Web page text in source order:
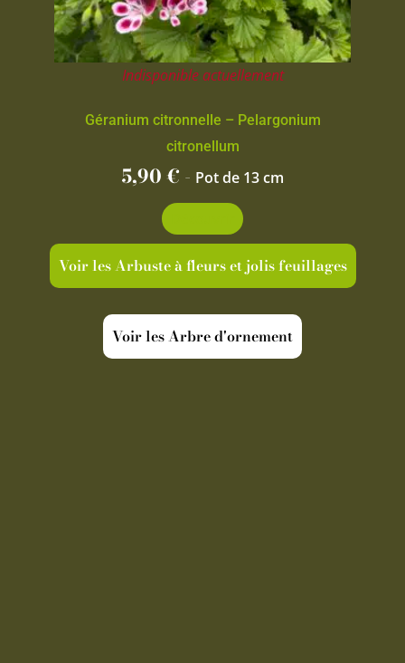
Indisponible actuellement
Géranium citronnelle – Pelargonium
citronellum
5,90€ - Pot de 13 cm
Voir les Arbuste à fleurs et jolis feuillages
Voir les Arbre d'ornement